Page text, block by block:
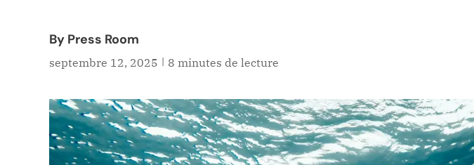
By Press Room
septembre 12, 2025 | 8 minutes de lecture